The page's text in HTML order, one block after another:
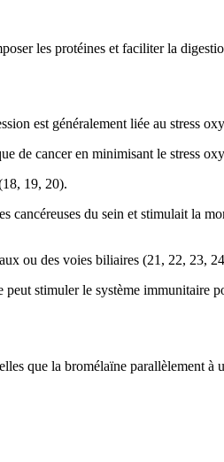
les protéines et faciliter la
est généralement liée au stress
de cancer en minimisant le stress
19, 20).
du sein et stimulait la
ou des voies biliaires (21, 22, 23,
stimuler le système immunitaire
que la bromélaïne parallèlement